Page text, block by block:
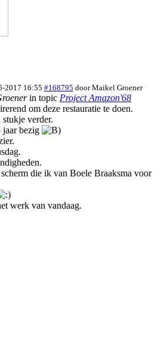
2017 16:55 #168795 doorMaikel Groener
in topic Project Amazon'68
om deze restauratie te doen.
verder.
jaar bezig
die ik van Boele Braaksma voor
werk van vandaag.